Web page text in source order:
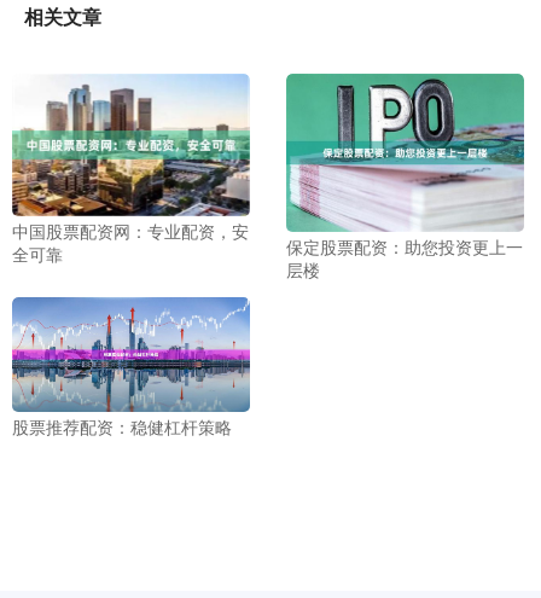
相关文章
中国股票配资网：专业配资，安
全可靠
保定股票配资：助您投资更上一
层楼
股票推荐配资：稳健杠杆策略